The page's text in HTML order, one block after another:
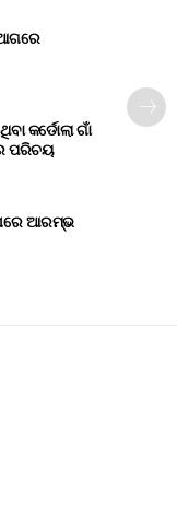
କର୍ଡୋଲା ଗାଁ
ପରିଚୟ
ଆରମ୍ଭ